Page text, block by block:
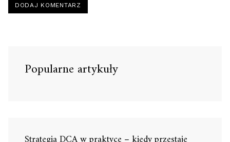
Popularne artykuły